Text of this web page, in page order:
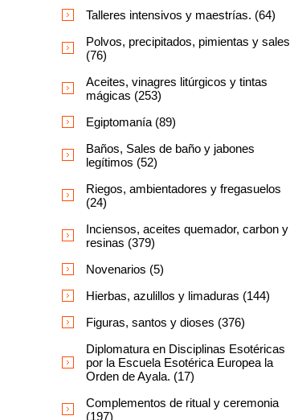
Talleres intensivos y maestrías. (64)
Polvos, precipitados, pimientas y sales
(76)
Aceites, vinagres litúrgicos y tintas
mágicas (253)
Egiptomanía (89)
Baños, Sales de baño y jabones
legítimos (52)
Riegos, ambientadores y fregasuelos
(24)
Inciensos, aceites quemador, carbon y
resinas (379)
Novenarios (5)
Hierbas, azulillos y limaduras (144)
Figuras, santos y dioses (376)
Diplomatura en Disciplinas Esotéricas
por la Escuela Esotérica Europea la
Orden de Ayala. (17)
Complementos de ritual y ceremonia
(197)